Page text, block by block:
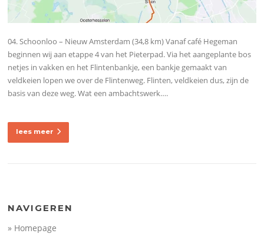
04. Schoonloo – Nieuw Amsterdam (34,8 km) Vanaf café Hegeman
beginnen wij aan etappe 4 van het Pieterpad. Via het aangeplante bos
netjes in vakken en het Flintenbankje, een bankje gemaakt van
veldkeien lopen we over de Flintenweg. Flinten, veldkeien dus, zijn de
basis van deze weg. Wat een ambachtswerk….
lees meer
NAVIGEREN
» Homepage